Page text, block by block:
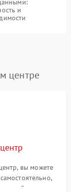
и
центре
вы можете
сайте